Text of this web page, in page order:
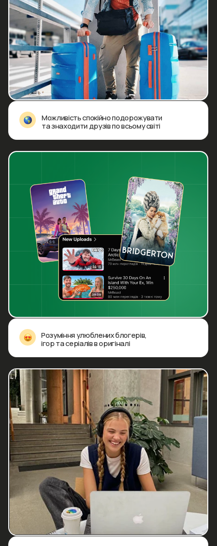
Залишились
питання, або не
можеш
обрати тариф?
Залиш свої контакти, і наш
менеджер зв'яжеться з тобою
Відповість на всі запитання та допоможе
підібрати ідеальний формат навчання саме
під потреби твоєї дитини
Подаруй своїй дитині
впевнену англійську для
успішного майбутнього